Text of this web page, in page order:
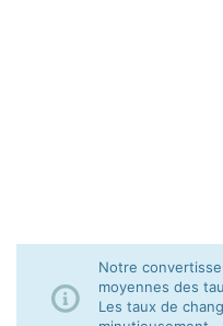
Notre
moyennes des
Les taux de